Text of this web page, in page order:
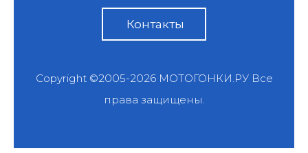
Контакты
Copyright ©2005-2026 МОТОГОНКИ.РУВсе
права защищены.